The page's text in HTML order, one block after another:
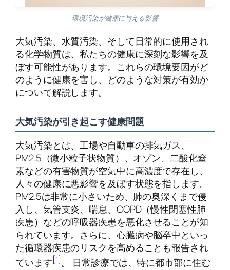
環境汚染が健康に与える影響
大気汚染、水質汚染、そして日常的に使用され
る化学物質は、私たちの健康に深刻な影響を及
ぼす可能性があります。これらの環境要因がど
のように健康を害し、どのような対策が有効か
について解説します。
大気汚染が引き起こす健康問題
大気汚染とは、工場や自動車の排気ガス、
PM2.5（微小粒子状物質）、オゾン、二酸化窒
素などの有害物質が空気中に高濃度で存在し、
人々の健康に悪影響を及ぼす状態を指します。
PM2.5は非常に小さいため、肺の奥深くまで侵
入し、気管支炎、喘息、COPD（慢性閉塞性肺
疾患）などの呼吸器疾患を悪化させることが知
られています。さらに、心臓病や脳卒中といっ
た循環器疾患のリスクを高めることも報告され
ています[1]。 日常診療では、特に都市部に住む